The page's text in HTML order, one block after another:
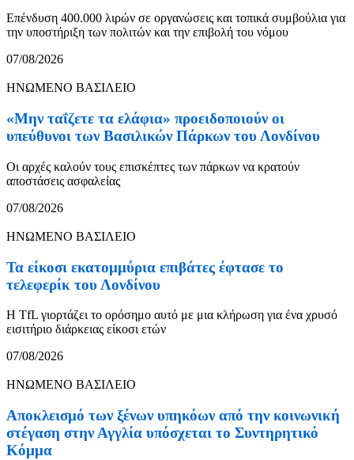
Επένδυση 400.000 λιρών σε οργανώσεις και τοπικά συμβούλια για
την υποστήριξη των πολιτών και την επιβολή του νόμου
07/08/2026
ΗΝΩΜΕΝΟ ΒΑΣΙΛΕΙΟ
«Μην ταΐζετε τα ελάφια» προειδοποιούν οι
υπεύθυνοι των Βασιλικών Πάρκων του Λονδίνου
Οι αρχές καλούν τους επισκέπτες των πάρκων να κρατούν
αποστάσεις ασφαλείας
07/08/2026
ΗΝΩΜΕΝΟ ΒΑΣΙΛΕΙΟ
Τα είκοσι εκατομμύρια επιβάτες έφτασε το
τελεφερίκ του Λονδίνου
Η TfL γιορτάζει το ορόσημο αυτό με μια κλήρωση για ένα χρυσό
εισιτήριο διάρκειας είκοσι ετών
07/08/2026
ΗΝΩΜΕΝΟ ΒΑΣΙΛΕΙΟ
Αποκλεισμό των ξένων υπηκόων από την κοινωνική
στέγαση στην Αγγλία υπόσχεται το Συντηρητικό
Κόμμα